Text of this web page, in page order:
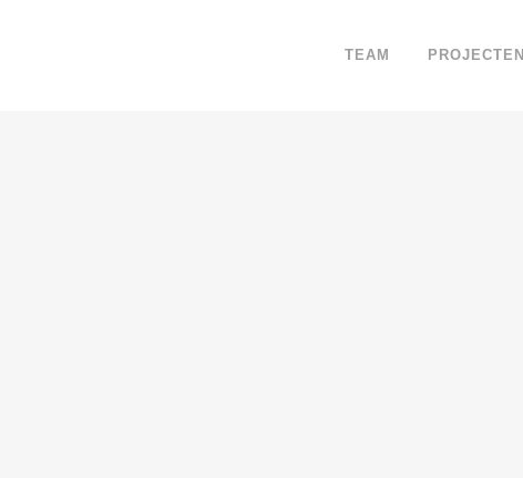
TEAM PROJECTEN